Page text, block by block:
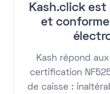
Kash.click
et
Kash répond
certification
de caisse :